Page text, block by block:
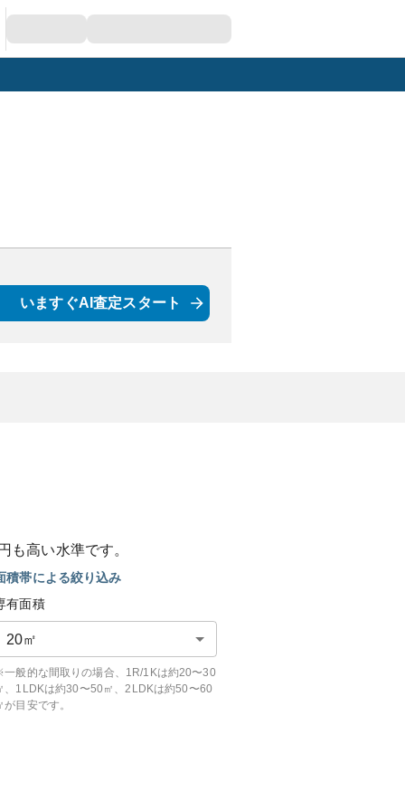
いますぐAI査定スタート
も高い水準です。
積帯による絞り込み
有面積
20㎡
般的な間取りの場合、1R/1Kは約20〜30
、1LDKは約30〜50㎡、2LDKは約50〜60
が目安です。